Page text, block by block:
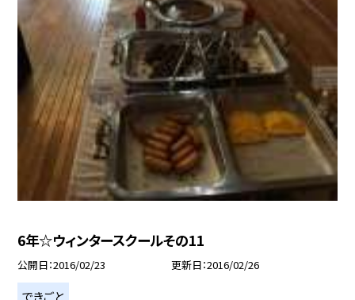
6年☆ウィンタースクールその11
公開日 2016/02/23 更新日 2016/02/26
できごと